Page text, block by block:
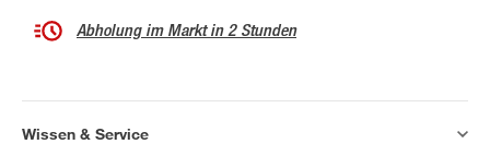
Abholung im Markt in 2 Stunden
Wissen & Service